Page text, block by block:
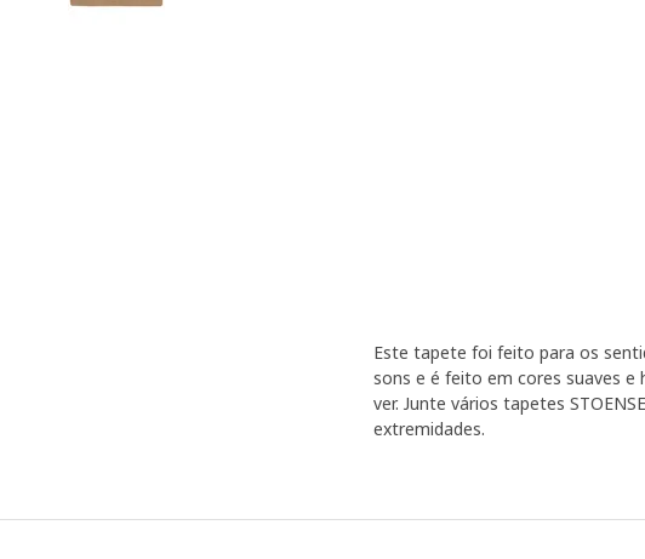
Este tapete foi feito para os
sons e é feito em cores suaves
ver. Junte vários tapetes
extremidades.